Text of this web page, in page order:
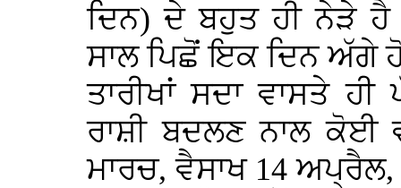
ਦਿਨ) ਦੇ ਬਹੁਤ ਹੀ ਨੇੜੇ
ਸਾਲ ਪਿਛੋਂ ਇਕ ਦਿਨ ਅੱਗੇ
ਤਾਰੀਖਾਂ ਸਦਾ ਵਾਸਤੇ
ਰਾਸ਼ੀ ਬਦਲਣ ਨਾਲ ਕੋਈ
ਮਾਰਚ, ਵੈਸਾਖ 14